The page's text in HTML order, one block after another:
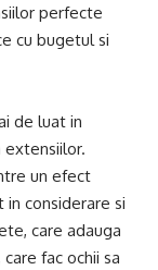
perfecte
cu bugetul si
de luat in
extensiilor.
un efect
considerare si
care adauga
fac ochii sa